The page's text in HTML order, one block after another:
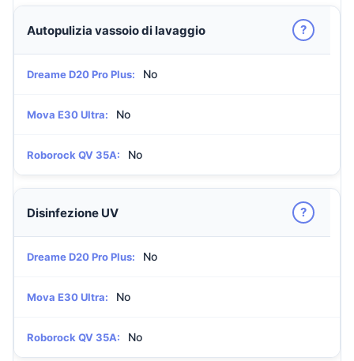
Autopulizia vassoio di lavaggio ?
Dreame D20 Pro Plus: No
Mova E30 Ultra: No
Roborock QV 35A: No
Disinfezione UV ?
Dreame D20 Pro Plus: No
Mova E30 Ultra: No
Roborock QV 35A: No